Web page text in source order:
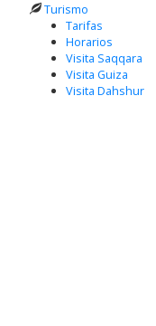
Turismo
Tarifas
Horarios
Visita Saqqara
Visita Guiza
Visita Dahshur